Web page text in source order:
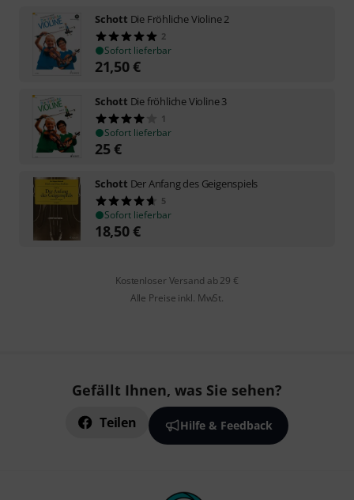
Schott Die Fröhliche Violine 2
2
Sofort lieferbar
21,50€
Schott Die fröhliche Violine 3
1
Sofort lieferbar
25€
Schott Der Anfang des Geigenspiels
5
Sofort lieferbar
18,50€
Kostenloser Versand ab 29 €
Alle Preise inkl. MwSt.
Gefällt Ihnen, was Sie sehen?
Teilen Hilfe & Feedback